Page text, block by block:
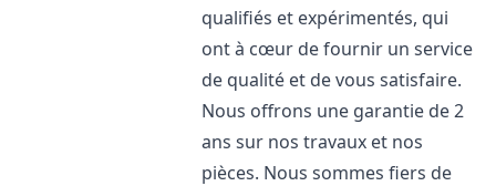
qualifiés et expérimentés, qui
ont à cœur de fournir un service
de qualité et de vous satisfaire.
Nous offrons une garantie de 2
ans sur nos travaux et nos
pièces. Nous sommes fiers de